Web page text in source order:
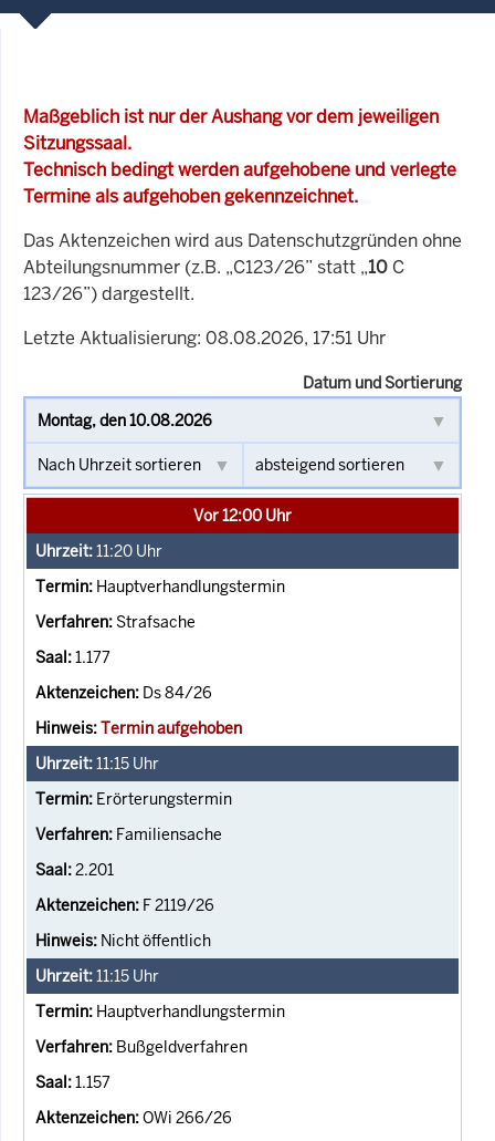
Maßgeblich ist nur der Aushang vor dem jeweiligen
Sitzungssaal.
Technisch bedingt werden aufgehobene und verlegte
Termine als aufgehoben gekennzeichnet.
Das Aktenzeichen wird aus Datenschutzgründen ohne
Abteilungsnummer (z.B. „C123/26” statt „10 C
123/26”) dargestellt.
Letzte Aktualisierung: 08.08.2026, 17:51 Uhr
Datum und Sortierung
Vor 12:00 Uhr
11:20 Uhr
Hauptverhandlungstermin
Strafsache
1.177
Ds 84/26
Termin aufgehoben
11:15 Uhr
Erörterungstermin
Familiensache
2.201
F 2119/26
Nicht öffentlich
11:15 Uhr
Hauptverhandlungstermin
Bußgeldverfahren
1.157
OWi 266/26